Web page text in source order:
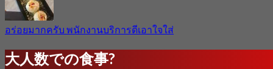
อร่อยมากครับ พนักงานบริการดีเอาใจใส่
大人数での食事?